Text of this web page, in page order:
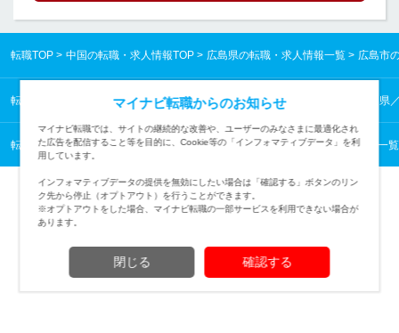
転職TOP 中国の転職・求人情報TOP 広島県の転職・求人情報一覧 広島市
転職TOP 中国の転職・求人情報TOP 広島県の転職・求人情報一覧 広島県
転職TOP 保育・教育・通訳から探す 保育・教育・通訳の転職・求人情報一覧
(c) Mynavi Corporation
マイナビ転職からのお知らせ
マイナビ転職では、サイトの継続的な改善や、ユーザーのみなさまに最適化され
た広告を配信すること等を目的に、Cookie等の「インフォマティブデータ」を利
用しています。
インフォマティブデータの提供を無効にしたい場合は「確認する」ボタンのリン
ク先から停止（オプトアウト）を行うことができます。
※オプトアウトをした場合、マイナビ転職の一部サービスを利用できない場合が
あります。
閉じる 確認する